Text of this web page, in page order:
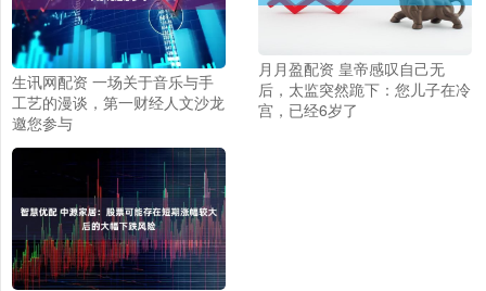
生讯网配资 一场关于音乐与手
工艺的漫谈，第一财经人文沙龙
邀您参与
月月盈配资 皇帝感叹自己无
后，太监突然跪下：您儿子在冷
宫，已经6岁了